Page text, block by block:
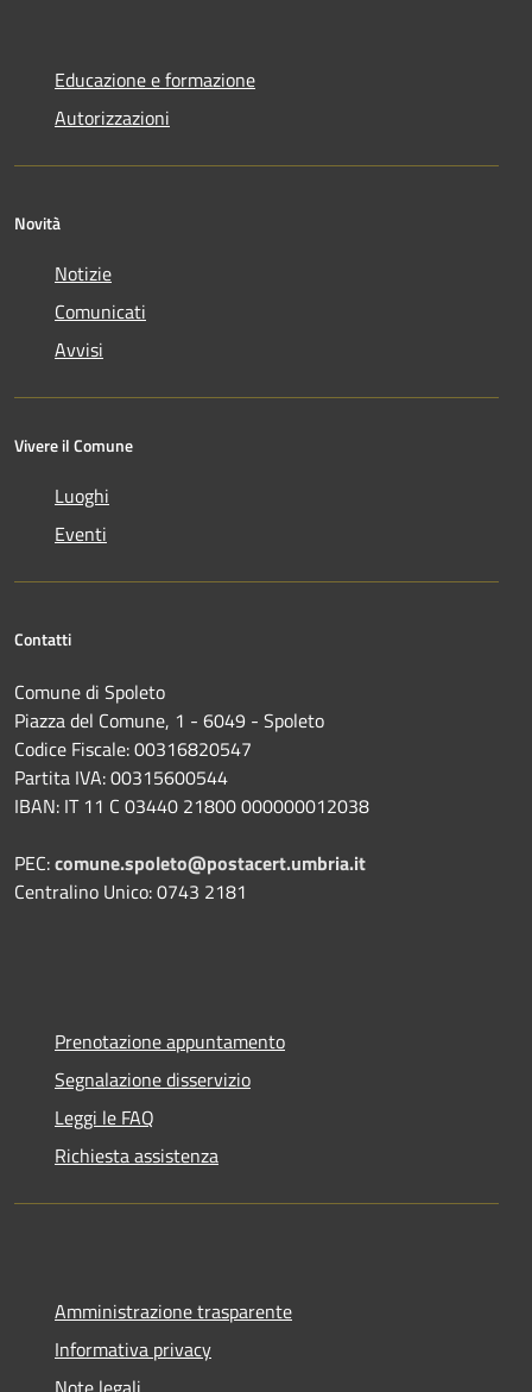
Educazione e formazione
Autorizzazioni
Novità
Notizie
Comunicati
Avvisi
Vivere il Comune
Luoghi
Eventi
Contatti
Comune di Spoleto
Piazza del Comune, 1 - 6049 - Spoleto
Codice Fiscale: 00316820547
Partita IVA: 00315600544
IBAN: IT 11 C 03440 21800 000000012038
PEC:comune.spoleto@postacert.umbria.it
Centralino Unico: 0743 2181
Prenotazione appuntamento
Segnalazione disservizio
Leggi le FAQ
Richiesta assistenza
Amministrazione trasparente
Informativa privacy